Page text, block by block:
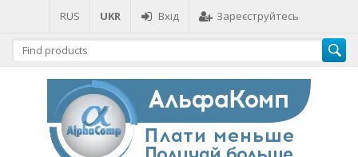
RUS UKR Вхід Зареєструйтесь